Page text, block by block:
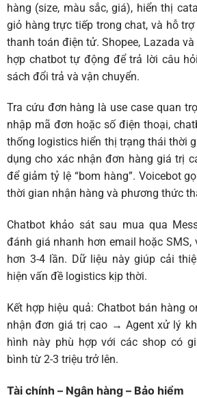
hàng (size, màu sắc, giá), hiển thị
giỏ hàng trực tiếp trong chat, và hỗ
thanh toán điện tử. Shopee, Lazada
hợp chatbot tự động để trả lời câu
sách đổi trả và vận chuyển.
Tra cứu đơn hàng là use case quan
nhập mã đơn hoặc số điện thoại,
thống logistics hiển thị trạng thái thời
dụng cho xác nhận đơn hàng giá trị
để giảm tỷ lệ “bom hàng”. Voicebot
thời gian nhận hàng và phương thức
Chatbot khảo sát sau mua qua
đánh giá nhanh hơn email hoặc SMS,
hơn 3-4 lần. Dữ liệu này giúp cải
hiện vấn đề logistics kịp thời.
Kết hợp hiệu quả: Chatbot bán hàng
nhận đơn giá trị cao → Agent xử lý
hình này phù hợp với các shop có
bình từ 2-3 triệu trở lên.
Tài chính – Ngân hàng – Bảo hiểm